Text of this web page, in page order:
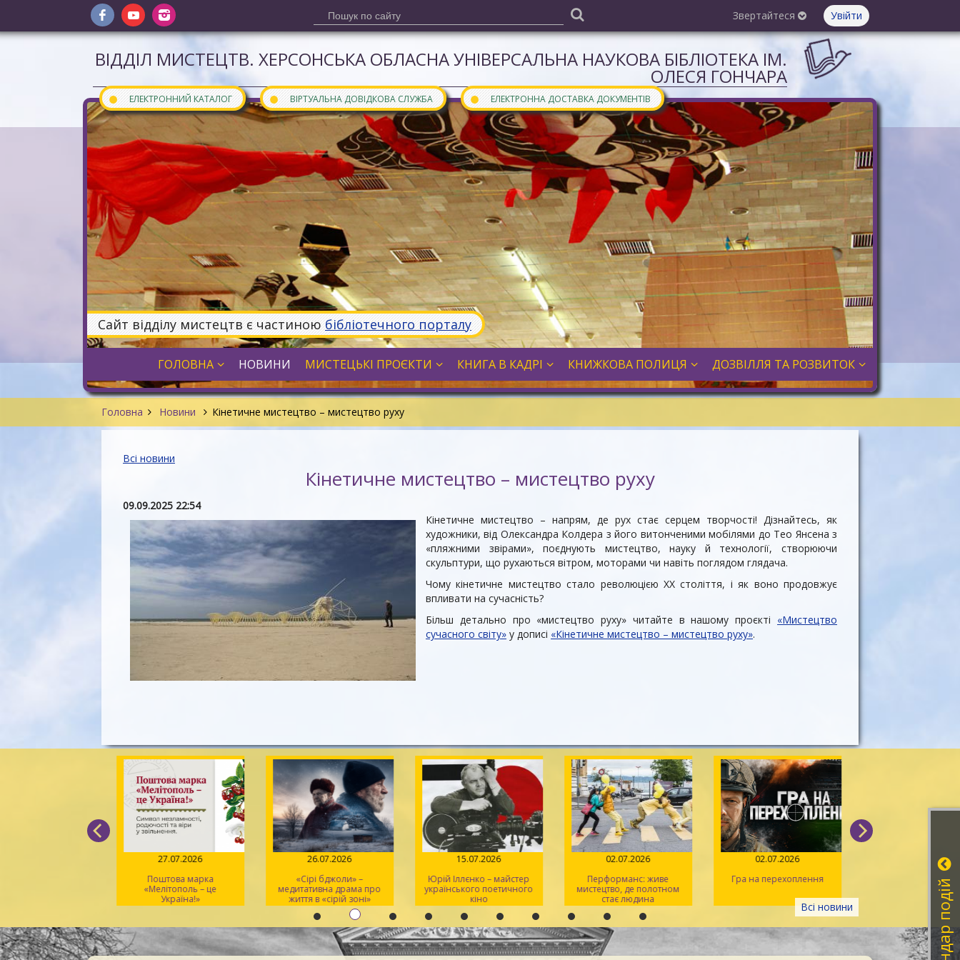
Звертайтеся Увійти
ВІДДІЛ МИСТЕЦТВ. ХЕРСОНСЬКА ОБЛАСНА УНІВЕРСАЛЬНА НАУКОВА БІБЛІОТЕКА ІМ.
ОЛЕСЯ ГОНЧАРА
● ЕЛЕКТРОННИЙ КАТАЛОГ ● ВІРТУАЛЬНА ДОВІДКОВА СЛУЖБА ● ЕЛЕКТРОННА ДОСТАВКА ДОКУМЕНТІВ
Сайт відділу мистецтв є частиною бібліотечного порталу
ГОЛОВНА НОВИНИ МИСТЕЦЬКІ ПРОЄКТИ КНИГА В КАДРІ КНИЖКОВА ПОЛИЦЯ ДОЗВІЛЛЯ ТА РОЗВИТОК
Головна Новини Кінетичне мистецтво – мистецтво руху
Всі новини
Кінетичне мистецтво – мистецтво руху
09.09.2025 22:54
Кінетичне мистецтво – напрям, де рух стає серцем творчості! Дізнайтесь, як
художники, від Олександра Колдера з його витонченими мобілями до Тео Янсена з
«пляжними звірами», поєднують мистецтво, науку й технології, створюючи
скульптури, що рухаються вітром, моторами чи навіть поглядом глядача.
Чому кінетичне мистецтво стало революцією XX століття, і як воно продовжує
впливати на сучасність?
Більш детально про «мистецтво руху» читайте в нашому проєкті «Мистецтво
сучасного світу» у дописі «Кінетичне мистецтво – мистецтво руху».
Всі новини
27.07.2026
Поштова марка
«Мелітополь – це
Україна!»
26.07.2026
«Сірі бджоли» –
медитативна драма про
життя в «сірій зоні»
15.07.2026
Юрій Іллєнко – майстер
українського поетичного
кіно
02.07.2026
Перформанс: живе
мистецтво, де полотном
стає людина
02.07.2026
Гра на перехоплення
14.06.2026
Іван Миколайчук –
українського